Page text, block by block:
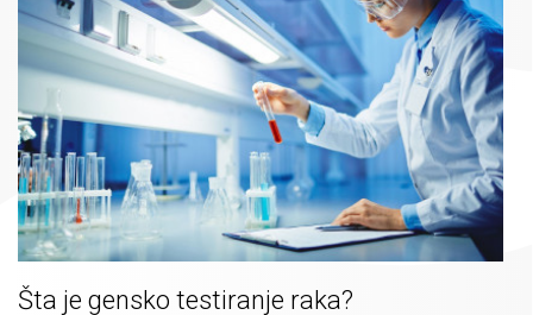
Šta je gensko testiranje raka?